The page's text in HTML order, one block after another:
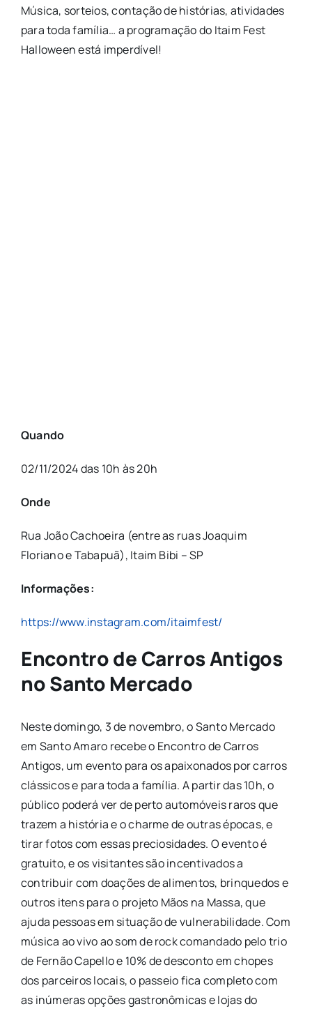
Música, sorteios, contação de histórias, atividades
para toda família… a programação do Itaim Fest
Halloween está imperdível!
Quando
02/11/2024 das 10h às 20h
Onde
Rua João Cachoeira (entre as ruas Joaquim
Floriano e Tabapuã), Itaim Bibi – SP
Informações:
https://www.instagram.com/itaimfest/
Encontro de Carros Antigos
no Santo Mercado
Neste domingo, 3 de novembro, o Santo Mercado
em Santo Amaro recebe o Encontro de Carros
Antigos, um evento para os apaixonados por carros
clássicos e para toda a família. A partir das 10h, o
público poderá ver de perto automóveis raros que
trazem a história e o charme de outras épocas, e
tirar fotos com essas preciosidades. O evento é
gratuito, e os visitantes são incentivados a
contribuir com doações de alimentos, brinquedos e
outros itens para o projeto Mãos na Massa, que
ajuda pessoas em situação de vulnerabilidade. Com
música ao vivo ao som de rock comandado pelo trio
de Fernão Capello e 10% de desconto em chopes
dos parceiros locais, o passeio fica completo com
as inúmeras opções gastronômicas e lojas do